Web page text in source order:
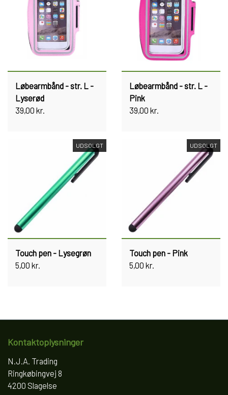
Løbearmbånd - str. L -
Lyserød
39,00 kr.
Løbearmbånd - str. L -
Pink
39,00 kr.
UDSOLGT
Touch pen - Lysegrøn
5,00 kr.
UDSOLGT
Touch pen - Pink
5,00 kr.
Kontaktoplysninger
N.J.A. Trading
Ringkøbingvej 8
4200 Slagelse